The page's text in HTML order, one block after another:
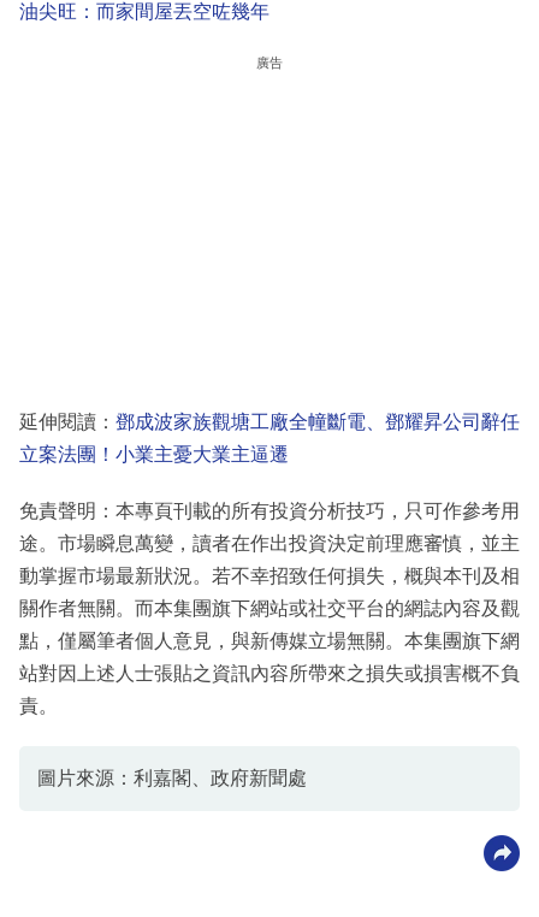
油尖旺：而家間屋丟空咗幾年
廣告
延伸閱讀： 鄧成波家族觀塘工廠全幢斷電、鄧耀昇公司辭任
立案法團！小業主憂大業主逼遷
免責聲明：本專頁刊載的所有投資分析技巧，只可作參考用
途。市場瞬息萬變，讀者在作出投資決定前理應審慎，並主
動掌握市場最新狀況。若不幸招致任何損失，概與本刊及相
關作者無關。而本集團旗下網站或社交平台的網誌內容及觀
點，僅屬筆者個人意見，與新傳媒立場無關。本集團旗下網
站對因上述人士張貼之資訊內容所帶來之損失或損害概不負
責。
圖片來源：利嘉閣、政府新聞處